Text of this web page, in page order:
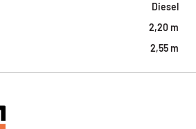
Diesel
2,20 m
2,55 m